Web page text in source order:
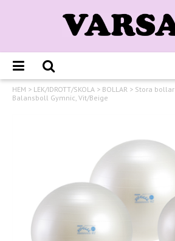
HEM > LEK/IDROTT/SKOLA > BOLLAR > Stora bollar
Balansboll Gymnic, Vit/Beige